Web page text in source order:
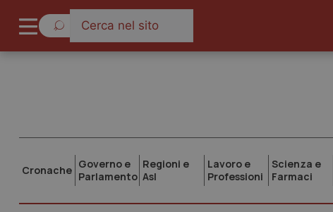
Cronache Governo e
Parlamento
Regioni e
Asl
Lavoro e
Professioni
Scienza e
Farmaci